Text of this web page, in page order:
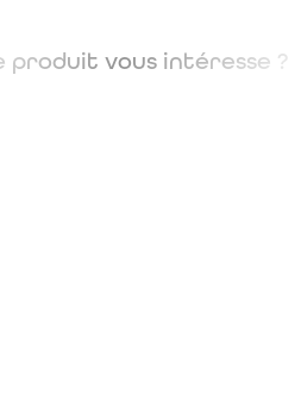
produit vous intéresse ?